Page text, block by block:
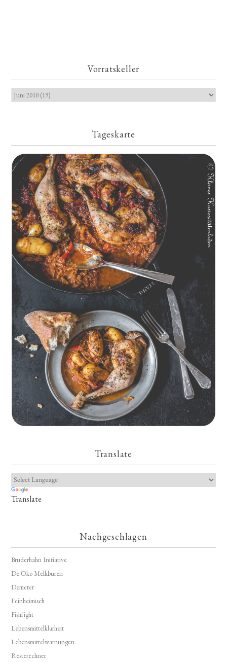
Vorratskeller
Tageskarte
Geschmorte Hähnchenschenkel auf Paprikakraut und kleinen
Kartoffeln
Translate
Translate
Nachgeschlagen
Bruderhahn Initiative
De Öko Melkburen
Demeter
Feinheimisch
Fishfight
Lebensmittelklarheit
Lebensmittelwarnungen
Resterechner